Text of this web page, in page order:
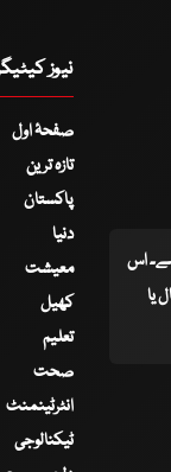
ہے۔ اس
یا
نیوز
صفحۂ اول
تازہ ترین
پاکستان
دنیا
معیشت
کھیل
تعلیم
صحت
انٹرٹینمنٹ
ٹیکنالوجی